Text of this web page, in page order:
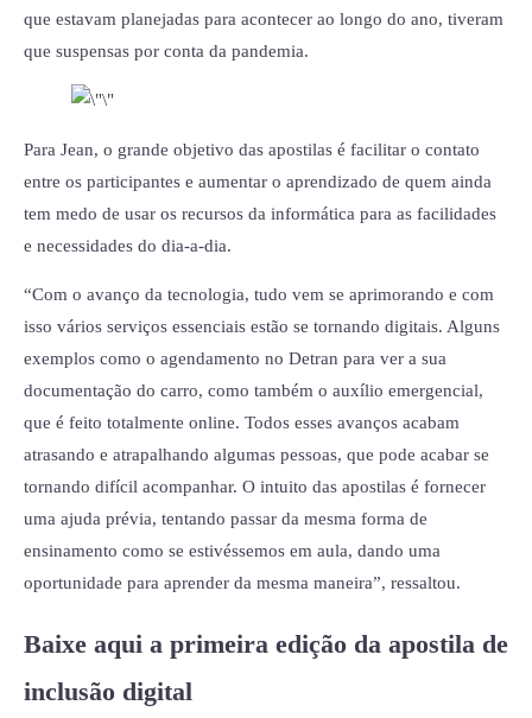
que estavam planejadas para acontecer ao longo do ano, tiveram
que suspensas por conta da pandemia.
Para Jean, o grande objetivo das apostilas é facilitar o contato
entre os participantes e aumentar o aprendizado de quem ainda
tem medo de usar os recursos da informática para as facilidades
e necessidades do dia-a-dia.
“Com o avanço da tecnologia, tudo vem se aprimorando e com
isso vários serviços essenciais estão se tornando digitais. Alguns
exemplos como o agendamento no Detran para ver a sua
documentação do carro, como também o auxílio emergencial,
que é feito totalmente online. Todos esses avanços acabam
atrasando e atrapalhando algumas pessoas, que pode acabar se
tornando difícil acompanhar. O intuito das apostilas é fornecer
uma ajuda prévia, tentando passar da mesma forma de
ensinamento como se estivéssemos em aula, dando uma
oportunidade para aprender da mesma maneira”, ressaltou.
Baixe aqui a primeira edição da apostila de
inclusão digital